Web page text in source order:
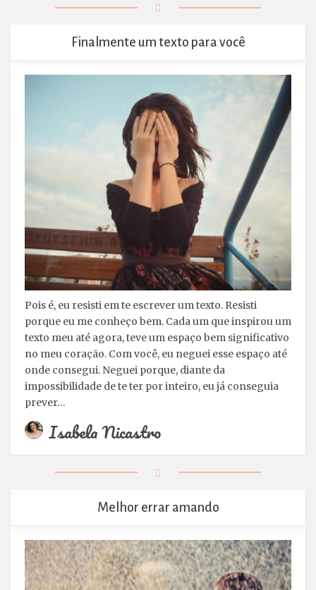
Finalmente um texto para você
Pois é, eu resisti em te escrever um texto. Resisti
porque eu me conheço bem. Cada um que inspirou um
texto meu até agora, teve um espaço bem significativo
no meu coração. Com você, eu neguei esse espaço até
onde consegui. Neguei porque, diante da
impossibilidade de te ter por inteiro, eu já conseguia
prever…
Isabela Nicastro
Melhor errar amando